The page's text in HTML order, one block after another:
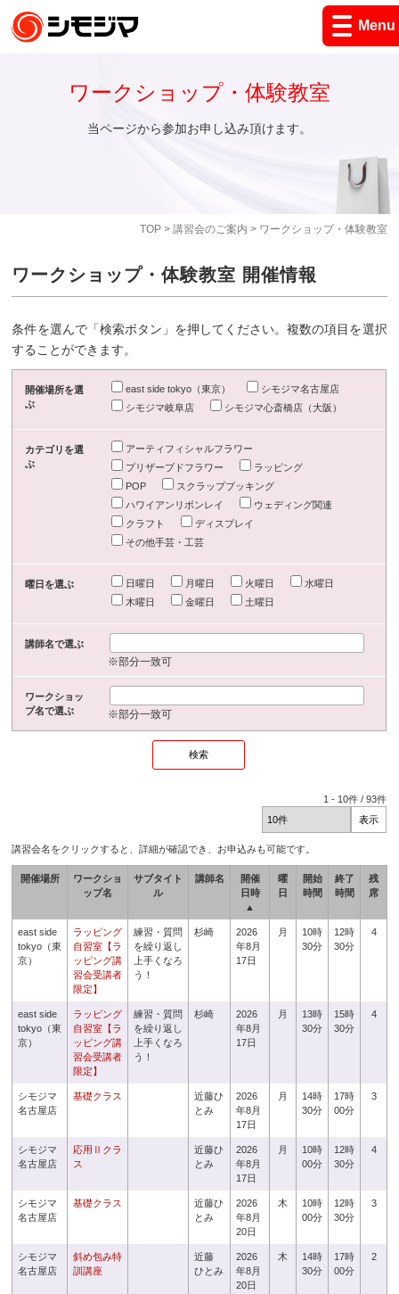
Menu
TOP> 講習会のご案内 > ワークショップ・体験教室
ワークショップ・体験教室
当ページから参加お申し込み頂けます。
ワークショップ・体験教室 開催情報
条件を選んで「検索ボタン」を押してください。複数の項目を選択
することができます。
開催場所を選
ぶ
east side tokyo（東京）
シモジマ名古屋店
シモジマ岐阜店
シモジマ心斎橋店（大阪）
カテゴリを選
ぶ
アーティフィシャルフラワー
プリザーブドフラワー
ラッピング
POP
スクラップブッキング
ハワイアンリボンレイ
ウェディング関連
クラフト
ディスプレイ
その他手芸・工芸
曜日を選ぶ 日曜日 月曜日 火曜日
水曜日
木曜日
金曜日 土曜日
講師名で選ぶ
※部分一致可
ワークショッ
プ名で選ぶ
※部分一致可
1 - 10件 /93件
講習会名をクリックすると、詳細が確認でき、お申込みも可能です。
開催場所
ワークショ
ップ名
サブタイト
ル
講師名
開催
日時
▲
曜
日
開始
時間
終了
時間
残
席
east side
tokyo（東
京）
ラッピング
自習室【ラ
ッピング講
習会受講者
限定】
練習・質問
を繰り返し
上手くなろ
う！
杉崎
2026
年8月
17日
月
10時
30分
12時
30分
4
east side
tokyo（東
京）
ラッピング
自習室【ラ
ッピング講
習会受講者
限定】
練習・質問
を繰り返し
上手くなろ
う！
杉崎
2026
年8月
17日
月
13時
30分
15時
30分
4
シモジマ
名古屋店
基礎クラス
近藤ひ
とみ
2026
年8月
17日
月
14時
30分
17時
00分
3
シモジマ
名古屋店
応用Ⅱクラ
ス
近藤ひ
とみ
2026
年8月
17日
月
10時
00分
12時
30分
4
シモジマ
名古屋店
基礎クラス
近藤ひ
とみ
2026
年8月
20日
木
10時
00分
12時
30分
3
シモジマ
名古屋店
斜め包み特
訓講座
近藤
ひとみ
2026
年8月
20日
木
14時
30分
17時
00分
2